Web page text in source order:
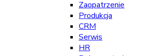
Zaopatrzenie
Produkcja
CRM
Serwis
HR